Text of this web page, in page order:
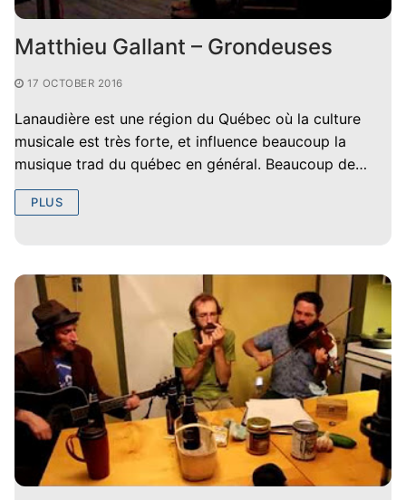
Matthieu Gallant – Grondeuses
17 OCTOBER 2016
Lanaudière est une région du Québec où la culture
musicale est très forte, et influence beaucoup la
musique trad du québec en général. Beaucoup de…
PLUS